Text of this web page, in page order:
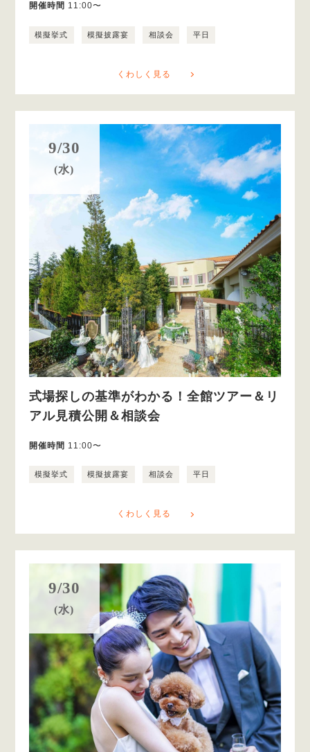
開催時間 11:00〜
模擬挙式 模擬披露宴 相談会 平日
くわしく見る
9/30
(水)
式場探しの基準がわかる！全館ツアー＆リ
アル見積公開＆相談会
開催時間 11:00〜
模擬挙式 模擬披露宴 相談会 平日
くわしく見る
9/30
(水)